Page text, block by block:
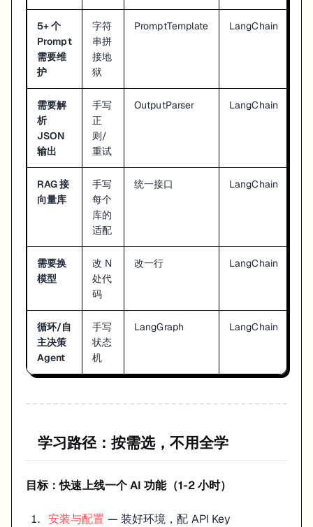
5+ 个
Prompt
需要维
护
字符
串拼
接地
狱
PromptTemplate LangChain
需要解
析
JSON
输出
手写
正
则/
重试
OutputParser LangChain
RAG 接
向量库
手写
每个
库的
适配
统一接口 LangChain
需要换
模型
改 N
处代
码
改一行 LangChain
循环/自
主决策
Agent
手写
状态
机
LangGraph LangChain
学习路径：按需选，不用全学
目标：快速上线一个 AI 功能（1-2 小时）
安装与配置 — 装好环境，配 API Key